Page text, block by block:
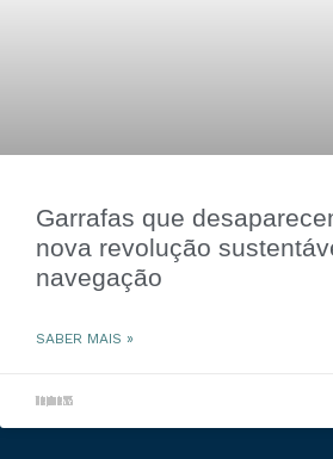
Garrafas que
nova revolução
navegação
SABER MAIS »
18 de julho de 2025